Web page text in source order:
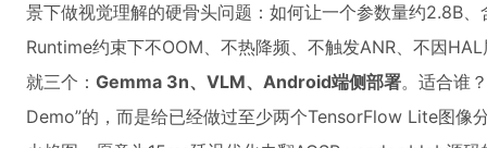
景下做视觉理解的硬骨头问题：如何让一个参数量约2.8B
Runtime约束下不OOM、不热降频、不触发ANR、不因
就三个： Gemma 3n、VLM、Android端侧部署。适合谁
Demo”的，而是给已经做过至少两个TensorFlow Lite图